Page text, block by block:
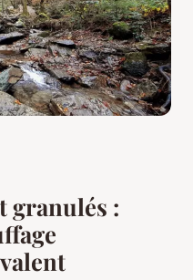
granulés :